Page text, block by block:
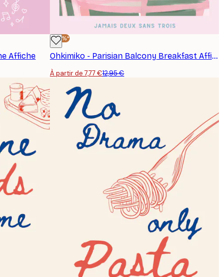
Affiche
-40%*
Ohkimiko - Parisian Balcony Breakfast Affiche
À partir de 7,77 €12,95 €